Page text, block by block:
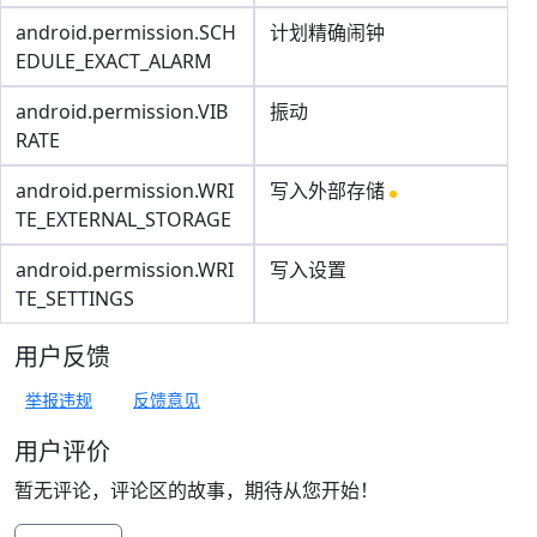
android.permission.SCH
EDULE_EXACT_ALARM
计划精确闹钟
android.permission.VIB
RATE
振动
android.permission.WRI
TE_EXTERNAL_STORAGE
写入外部存储
android.permission.WRI
TE_SETTINGS
写入设置
用户反馈
举报违规 反馈意见
用户评价
暂无评论，评论区的故事，期待从您开始！